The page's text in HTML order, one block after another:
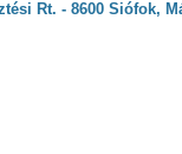
Rt. - 8600 Siófok,